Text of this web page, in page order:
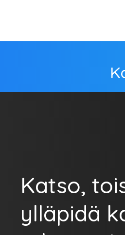
Katso,
ylläpidä